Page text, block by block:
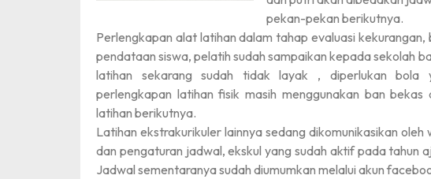
pekan-pekan berikutnya.
Perlengkapan alat latihan dalam tahap evaluasi
pendataan siswa, pelatih sudah sampaikan kepada sekolah
latihan sekarang sudah tidak layak , diperlukan bola
perlengkapan latihan fisik masih menggunakan ban
latihan berikutnya.
Latihan ekstrakurikuler lainnya sedang dikomunikasikan
dan pengaturan jadwal, ekskul yang sudah aktif pada tahun
Jadwal sementaranya sudah diumumkan melalui akun